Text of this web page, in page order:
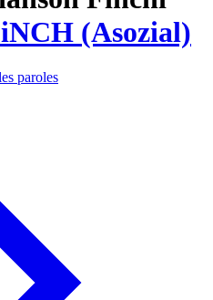
(Asozial)
paroles